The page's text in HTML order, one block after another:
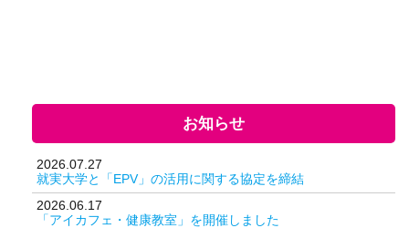
お知らせ
2026.07.27
就実大学と「EPV」の活用に関する協定を締結
2026.06.17
「アイカフェ・健康教室」を開催しました